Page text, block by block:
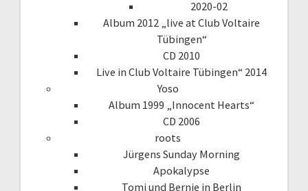
2020-02
Album 2012 „live at Club Voltaire
Tübingen“
CD 2010
Live in Club Voltaire Tübingen“ 2014
Yoso
Album 1999 „Innocent Hearts“
CD 2006
roots
Jürgens Sunday Morning
Apokalypse
Tomi und Bernie in Berlin